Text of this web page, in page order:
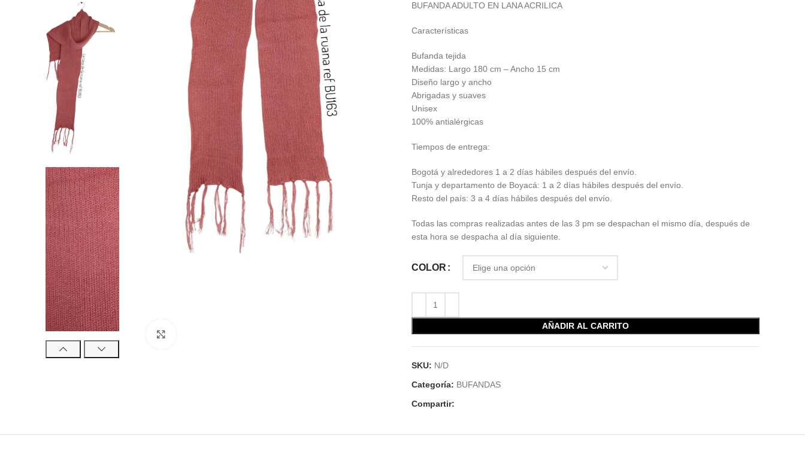
BUFANDA ADULTO EN LANA ACRILICA
Características
Bufanda tejida
Medidas: Largo 180 cm – Ancho 15 cm
Diseño largo y ancho
Abrigadas y suaves
Unisex
100% antialérgicas
Tiempos de entrega:
Bogotá y alrededores 1 a 2 días hábiles después del envío.
Tunja y departamento de Boyacá: 1 a 2 días hábiles después del envío.
Resto del país: 3 a 4 días hábiles después del envío.
Todas las compras realizadas antes de las 3 pm se despachan el mismo día, después de
esta hora se despacha al día siguiente.
COLOR
AÑADIR AL CARRITO
SKU: N/D
Categoría: BUFANDAS
Compartir: